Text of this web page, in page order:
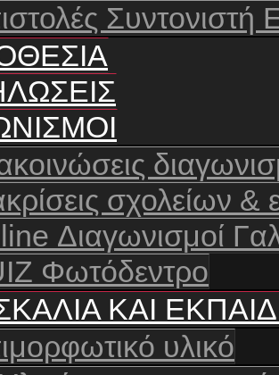
Συντονιστή
σχολείων &
Διαγωνισμοί
Φωτόδεντρο
ΚΑΙ
υλικό